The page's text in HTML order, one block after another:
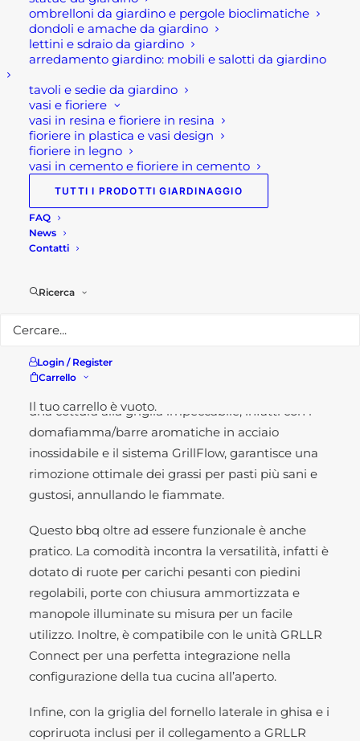
ombrelloni da giardino e pergole bioclimatiche
dondoli e amache da giardino
lettini e sdraio da giardino
arredamento giardino: mobili e salotti da giardino
tavoli e sedie da giardino
vasi e fioriere
vasi in resina e fioriere in resina
fioriere in plastica e vasi design
fioriere in legno
vasi in cemento e fioriere in cemento
TUTTI I PRODOTTI GIARDINAGGIO
FAQ
News
Contatti
Ricerca
Login / Register
Carrello
Il tuo carrello è vuoto.
GRLLR CONNECT. Si tratta di un bbq a gas
progettato per i maestri della griglia, che vanta
caratteristiche di alto livello come bruciatori in
acciaio inossidabile ad alta potenza e un sistema
GrillFlow per grigliate impeccabili.
Prime G3S possiede un potente motore a 3 fuochi
e ridefinisce la cucina all’aperto con le sue
caratteristiche di alto livello e un design
innovativo. Infatti, è realizzato con materiali di
prima qualità, pertanto questo bbq a gas
garantisce prestazioni ottimali. In aggiunta,
possiede bruciatori a tubo diviso in acciaio
per una conservazione del calore superiore.
chiara nella cappa ti consente di monitorare
facilmente i progressi del tuo cibo.
una cottura alla griglia impeccabile, infatti con i
domafiamma/barre aromatiche in acciaio
inossidabile e il sistema GrillFlow, garantisce una
rimozione ottimale dei grassi per pasti più sani e
gustosi, annullando le fiammate.
Questo bbq oltre ad essere funzionale è anche
pratico. La comodità incontra la versatilità, infatti è
dotato di ruote per carichi pesanti con piedini
regolabili, porte con chiusura ammortizzata e
manopole illuminate su misura per un facile
utilizzo. Inoltre, è compatibile con le unità GRLLR
Connect per una perfetta integrazione nella
configurazione della tua cucina all’aperto.
Infine, con la griglia del fornello laterale in ghisa e i
copriruota inclusi per il collegamento a GRLLR